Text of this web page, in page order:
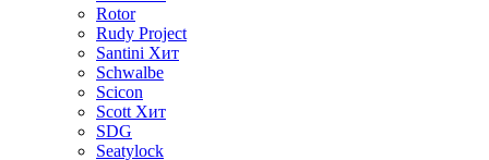
Rotor
Rudy Project
Santini Хит
Schwalbe
Scicon
Scott Хит
SDG
Seatylock